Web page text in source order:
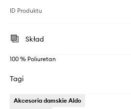
ID Produktu
Skład
100 % Poliuretan
Tagi
Akcesoria damskie Aldo